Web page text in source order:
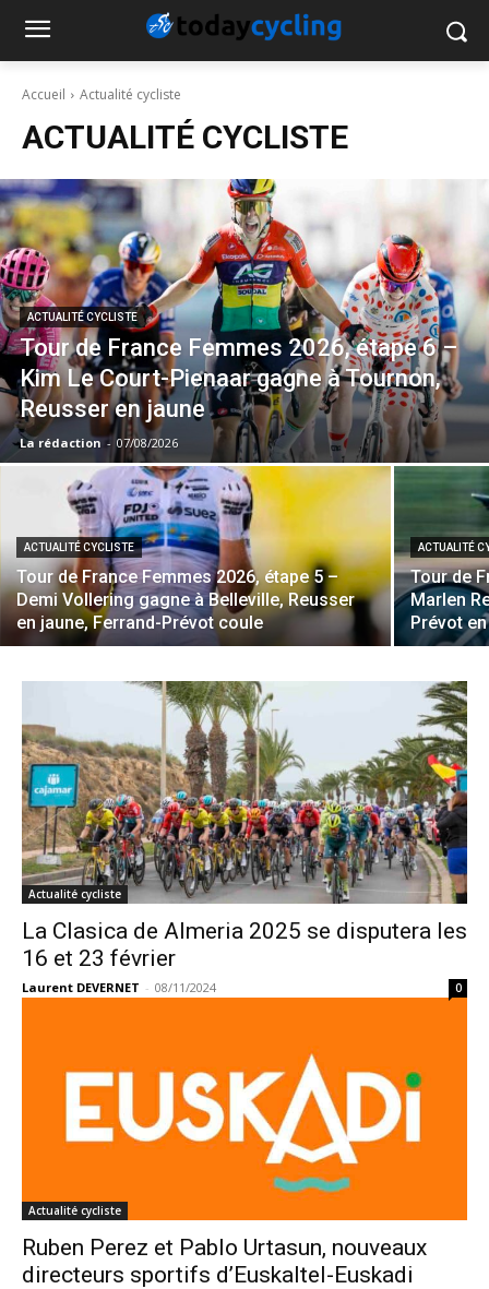
Accueil Actualité cycliste
ACTUALITÉ CYCLISTE
ACTUALITÉ CYCLISTE
Tour de France Femmes 2026, étape 6 –
Kim Le Court-Pienaar gagne à Tournon,
Reusser en jaune
La rédaction - 07/08/2026
ACTUALITÉ CYCLISTE
Tour de France Femmes 2026, étape 5 –
Demi Vollering gagne à Belleville, Reusser
en jaune, Ferrand-Prévot coule
ACTUALITÉ
Tour de
Marlen
Prévot
Actualité cycliste
La Clasica de Almeria 2025 se disputera les
16 et 23 février
Laurent DEVERNET - 08/11/2024 0
Actualité cycliste
Ruben Perez et Pablo Urtasun, nouveaux
directeurs sportifs d’Euskaltel-Euskadi